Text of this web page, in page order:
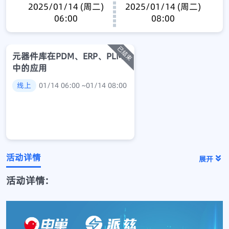
2025/01/14 (周二)
06:00
2025/01/14 (周二)
08:00
元器件库在PDM、ERP、PLM
中的应用
线上 01/14 06:00 ~01/14 08:00
活动详情 展开
活动详情: